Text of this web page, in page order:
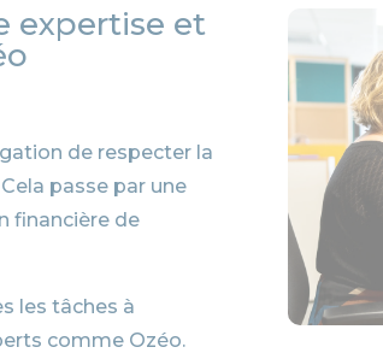
expertise et
de respecter la
passe par une
financière de
les tâches à
comme Ozéo.